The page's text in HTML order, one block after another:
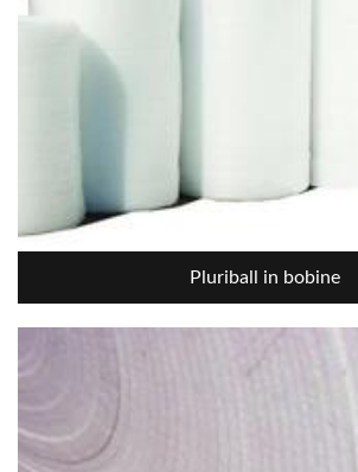
Pluriball in bobine